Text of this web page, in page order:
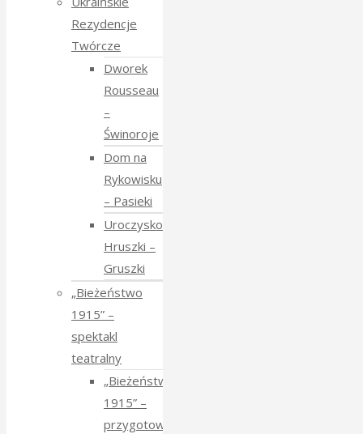
Rezydencje
Twórcze
Dworek
Rousseau
–
Świnoroje
Dom na
Rykowisku
– Pasieki
Uroczysko
Hruszki –
Gruszki
„Bieżeństwo
1915” –
spektakl
teatralny
„Bieżeństwo
1915” –
przygotowania